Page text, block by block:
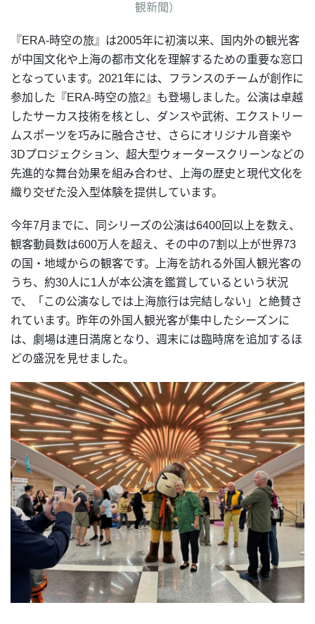
観新聞）
『ERA-時空の旅』は2005年に初演以来、国内外の観光客
が中国文化や上海の都市文化を理解するための重要な窓口
となっています。2021年には、フランスのチームが創作に
参加した『ERA-時空の旅2』も登場しました。公演は卓越
したサーカス技術を核とし、ダンスや武術、エクストリー
ムスポーツを巧みに融合させ、さらにオリジナル音楽や
3Dプロジェクション、超大型ウォータースクリーンなどの
先進的な舞台効果を組み合わせ、上海の歴史と現代文化を
織り交ぜた没入型体験を提供しています。
今年7月までに、同シリーズの公演は6400回以上を数え、
観客動員数は600万人を超え、その中の7割以上が世界73
の国・地域からの観客です。上海を訪れる外国人観光客の
うち、約30人に1人が本公演を鑑賞しているという状況
で、「この公演なしでは上海旅行は完結しない」と絶賛さ
れています。昨年の外国人観光客が集中したシーズンに
は、劇場は連日満席となり、週末には臨時席を追加するほ
どの盛況を見せました。